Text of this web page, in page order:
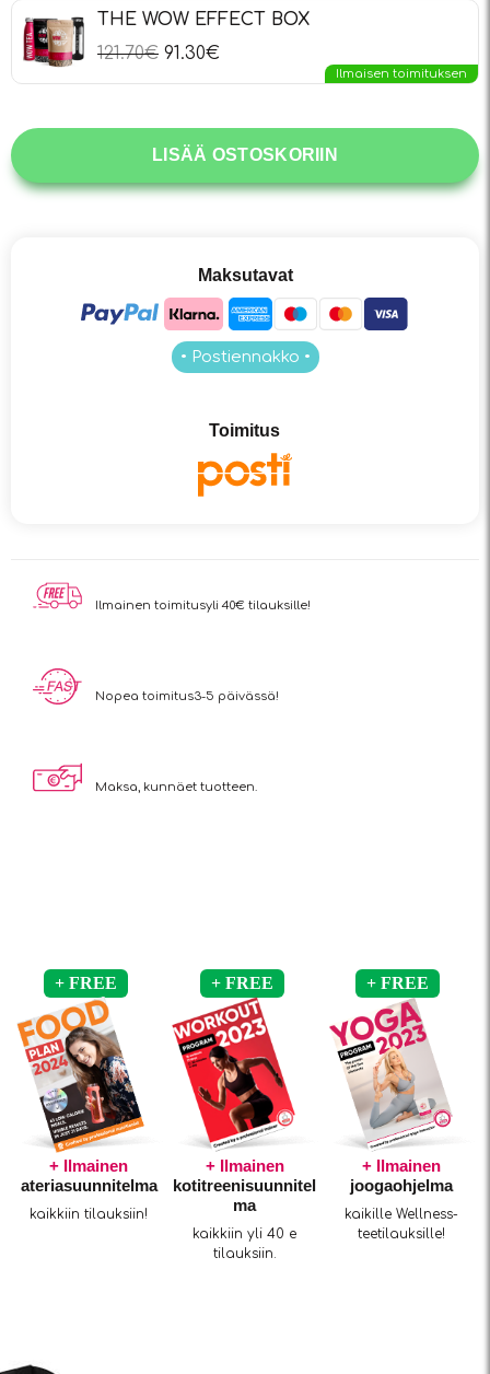
THE WOW EFFECT BOX
121.70€ 91.30€
Ilmaisen toimituksen
LISÄÄ OSTOSKORIIN
Maksutavat
• Postiennakko •
Toimitus
Ilmainen toimitusyli 40€ tilauksille!
Nopea toimitus3-5 päivässä!
Maksa, kunnäet tuotteen.
+ Ilmainen
ateriasuunnitelma
kaikkiin tilauksiin!
+ Ilmainen
kotitreenisuunnitel
ma
kaikkiin yli 40 e
tilauksiin.
+ Ilmainen
joogaohjelma
kaikille Wellness-
teetilauksille!